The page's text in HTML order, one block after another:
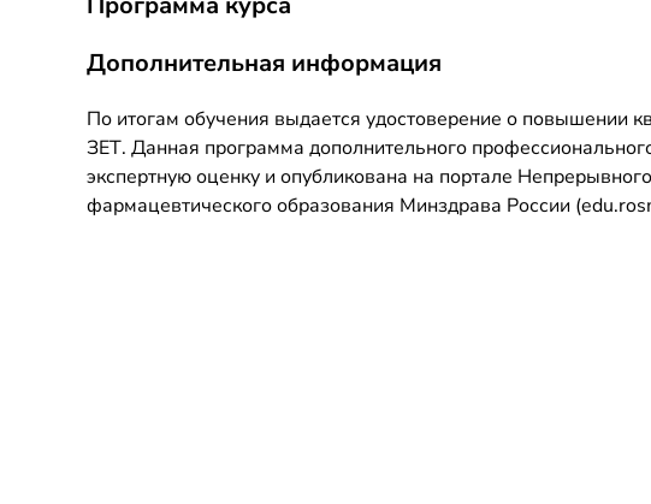
Дополнительная информация
По итогам обучения выдается удостоверение о повышении
ЗЕТ. Данная программа дополнительного
экспертную оценку и опубликована на портале
фармацевтического образования Минздрава России